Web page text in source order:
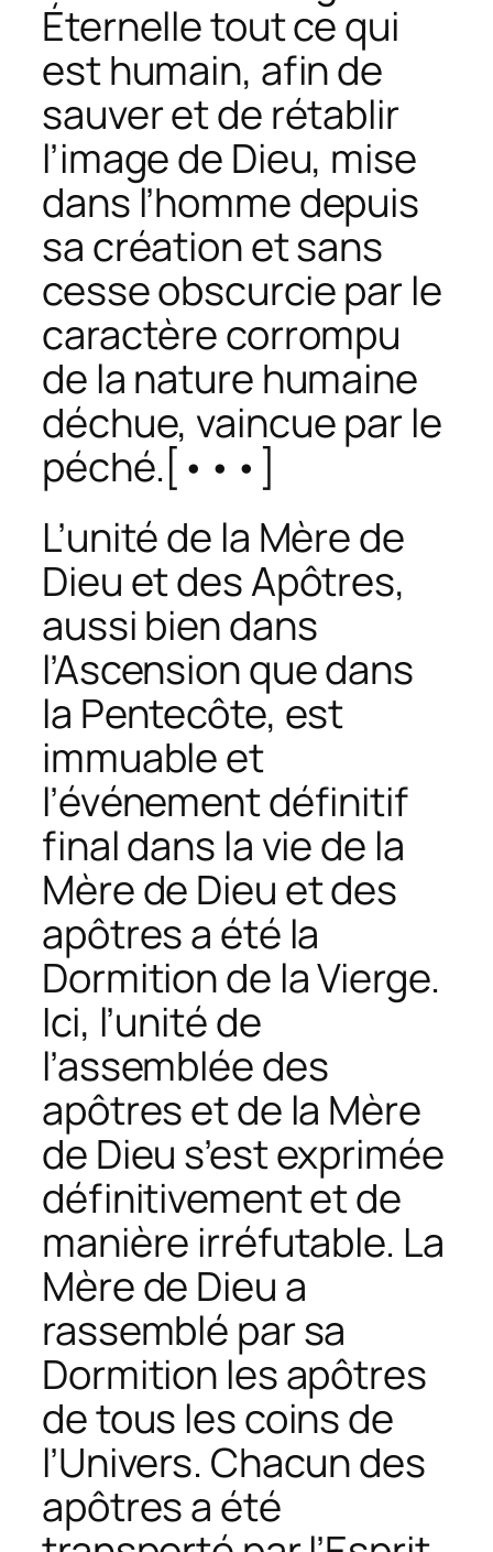
Éternelle tout ce qui
est humain, afin de
sauver et de rétablir
l’image de Dieu, mise
dans l’homme depuis
sa création et sans
cesse obscurcie par le
caractère corrompu
de la nature humaine
déchue, vaincue par le
péché.[•••]
L’unité de la Mère de
Dieu et des Apôtres,
aussi bien dans
l’Ascension que dans
la Pentecôte, est
immuable et
l’événement définitif
final dans la vie de la
Mère de Dieu et des
apôtres a été la
Dormition de la Vierge.
Ici, l’unité de
l’assemblée des
apôtres et de la Mère
de Dieu s’est exprimée
définitivement et de
manière irréfutable. La
Mère de Dieu a
rassemblé par sa
Dormition les apôtres
de tous les coins de
l’Univers. Chacun des
apôtres a été